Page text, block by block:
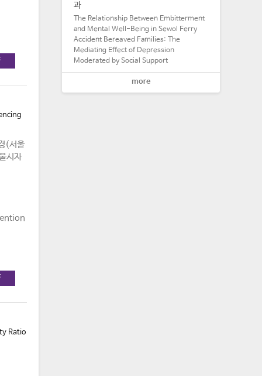
(서울
시자
Ratio
과
The Relationship Between Embitterment
and Mental Well-Being in Sewol Ferry
Accident Bereaved Families: The
Mediating Effect of Depression
Moderated by Social Support
more